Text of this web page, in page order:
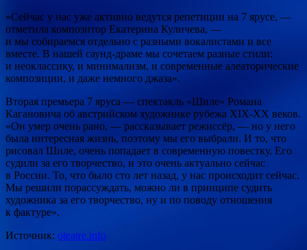
«Сейчас у нас уже активно ведутся репетиции на 7 ярусе, —
отметила композитор Екатерина Куличева, —
и мы собираемся отдельно с разными вокалистами и все
вместе. В нашей саунд-драме мы сочетаем разные стили:
и неоклассику, и минимализм, и современные алеаторические
композиции, и даже немного джаза».
Вторая премьера 7 яруса — спектакль «Шиле» Романа
Кагановича об австрийском художнике рубежа XIX-XX веков.
«Он умер очень рано, — рассказывает режиссёр, — но у него
была интересная жизнь, поэтому мы его выбрали. И то, что
рисовал Шиле, очень попадает в современную повестку. Его
судили за его творчество, и это очень актуально сейчас
в России. То, что было сто лет назад, у нас происходит сейчас.
Мы решили порассуждать, можно ли в принципе судить
художника за его творчество, ну и по поводу отношения
к фактуре».
Источник: oteatre.info